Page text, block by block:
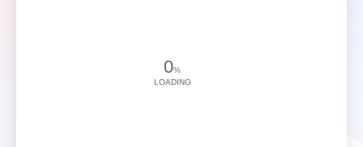
0%
LOADING